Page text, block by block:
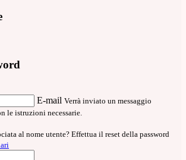
E-mail Verrà inviato un messaggio
le istruzioni necessarie.
al nome utente? Effettua il reset della password